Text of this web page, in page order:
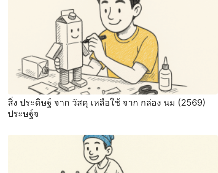
สิ่ง ประดิษฐ์ จาก วัสดุ เหลือใช้ จาก กล่อง นม (2569)
ประษฐ์จ